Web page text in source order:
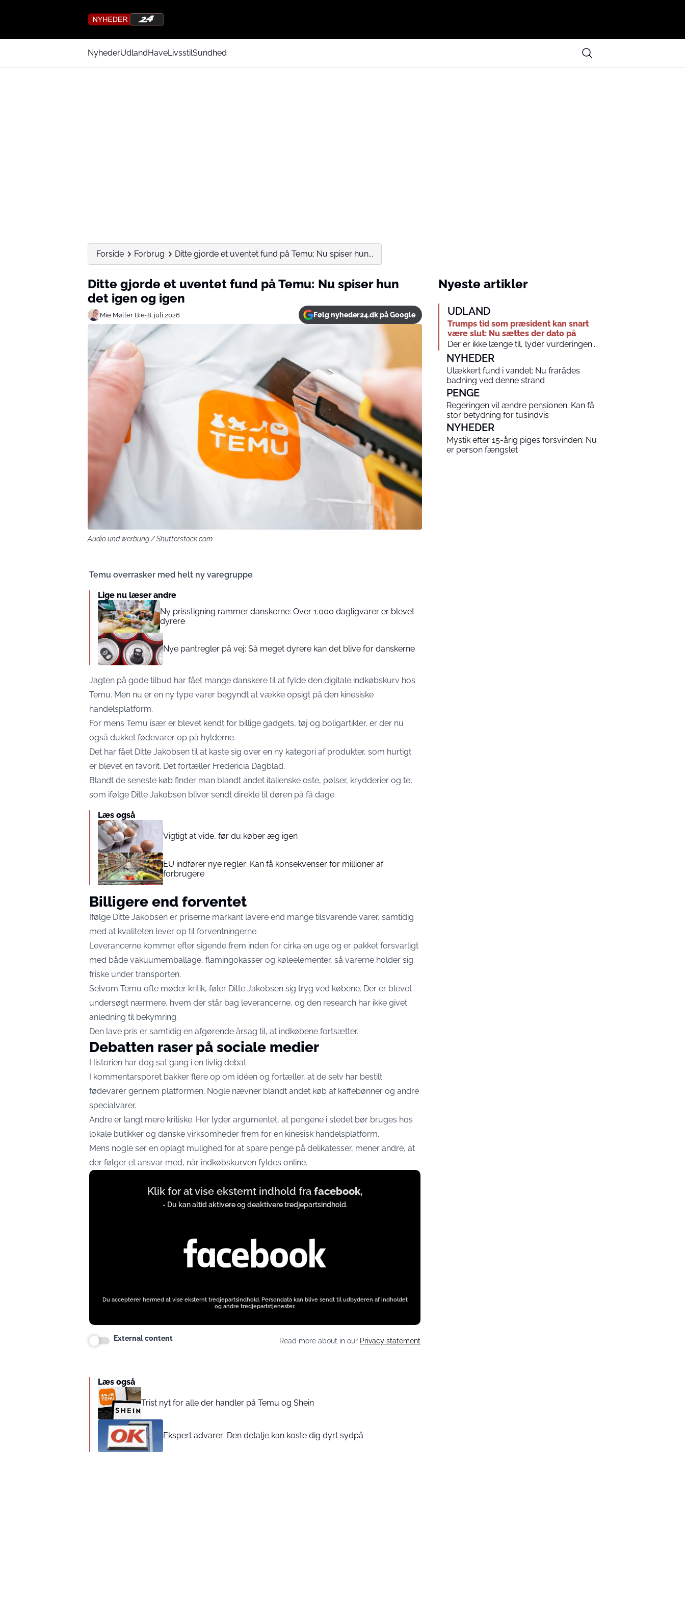
NyhederUdlandHaveLivsstilSundhed
Forside Forbrug Ditte gjorde et uventet fund på Temu: Nu spiser hun...
Ditte gjorde et uventet fund på Temu: Nu spiser hun
det igen og igen
Mie Møller Bie•8. juli 2026 Følg nyheder24.dk på Google
Audio und werbung / Shutterstock.com
Temu overrasker med helt ny varegruppe
Lige nu læser andre
Ny prisstigning rammer danskerne: Over 1.000 dagligvarer er blevet
dyrere
Nye pantregler på vej: Så meget dyrere kan det blive for danskerne
Jagten på gode tilbud har fået mange danskere til at fylde den digitale indkøbskurv hos
Temu. Men nu er en ny type varer begyndt at vække opsigt på den kinesiske
handelsplatform.
For mens Temu især er blevet kendt for billige gadgets, tøj og boligartikler, er der nu
også dukket fødevarer op på hylderne.
Det har fået Ditte Jakobsen til at kaste sig over en ny kategori af produkter, som hurtigt
er blevet en favorit. Det fortæller Fredericia Dagblad.
Blandt de seneste køb finder man blandt andet italienske oste, pølser, krydderier og te,
som ifølge Ditte Jakobsen bliver sendt direkte til døren på få dage.
Læs også
Vigtigt at vide, før du køber æg igen
EU indfører nye regler: Kan få konsekvenser for millioner af
forbrugere
Billigere end forventet
Ifølge Ditte Jakobsen er priserne markant lavere end mange tilsvarende varer, samtidig
med at kvaliteten lever op til forventningerne.
Leverancerne kommer efter sigende frem inden for cirka en uge og er pakket forsvarligt
med både vakuumemballage, flamingokasser og køleelementer, så varerne holder sig
friske under transporten.
Selvom Temu ofte møder kritik, føler Ditte Jakobsen sig tryg ved købene. Der er blevet
undersøgt nærmere, hvem der står bag leverancerne, og den research har ikke givet
anledning til bekymring.
Den lave pris er samtidig en afgørende årsag til, at indkøbene fortsætter.
Debatten raser på sociale medier
Historien har dog sat gang i en livlig debat.
I kommentarsporet bakker flere op om idéen og fortæller, at de selv har bestilt
fødevarer gennem platformen. Nogle nævner blandt andet køb af kaffebønner og andre
specialvarer.
Andre er langt mere kritiske. Her lyder argumentet, at pengene i stedet bør bruges hos
lokale butikker og danske virksomheder frem for en kinesisk handelsplatform.
Mens nogle ser en oplagt mulighed for at spare penge på delikatesser, mener andre, at
der følger et ansvar med, når indkøbskurven fyldes online.
Display
Klik for at vise eksternt indhold fra facebook,
- Du kan altid aktivere og deaktivere tredjepartsindhold.
Du accepterer hermed at vise eksternt tredjepartsindhold. Persondata kan blive sendt til udbyderen af indholdet
og andre tredjepartstjenester.
External content Read more about in our Privacy statement
Læs også
Trist nyt for alle der handler på Temu og Shein
Ekspert advarer: Den detalje kan koste dig dyrt sydpå
Nyeste artikler
UDLAND
Trumps tid som præsident kan snart
være slut: Nu sættes der dato på
Der er ikke længe til, lyder vurderingen...
NYHEDER
Ulækkert fund i vandet: Nu frarådes
badning ved denne strand
PENGE
Regeringen vil ændre pensionen: Kan få
stor betydning for tusindvis
NYHEDER
Mystik efter 15-årig piges forsvinden: Nu
er person fængslet